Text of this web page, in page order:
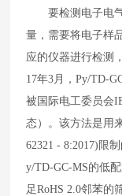
要检测电子电
量，需要将电子样
应的仪器进行检测
17年3 月，Py/TD-
被国际电工委员会
态）。该方法是用
62321 - 8:2017) 限
y/TD-GC-MS的低
足RoHS 2.0邻苯的